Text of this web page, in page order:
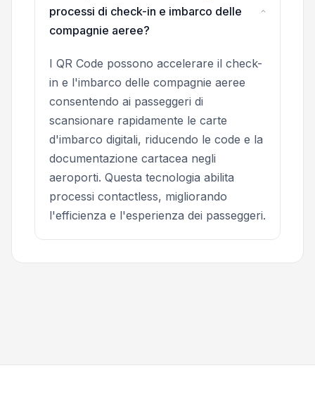
processi di check-in e imbarco delle
compagnie aeree?
I QR Code possono accelerare il check-
in e l'imbarco delle compagnie aeree
consentendo ai passeggeri di
scansionare rapidamente le carte
d'imbarco digitali, riducendo le code e la
documentazione cartacea negli
aeroporti. Questa tecnologia abilita
processi contactless, migliorando
l'efficienza e l'esperienza dei passeggeri.